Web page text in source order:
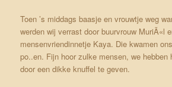
Toen ’s middags baasje en vrouwtje weg
werden wij verrast door buurvrouw MuriÃ«l
mensenvriendinnetje Kaya. Die kwamen
po..en. Fijn hoor zulke mensen, we hebben
door een dikke knuffel te geven.